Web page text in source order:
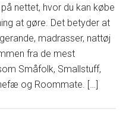
nettet, hvor du kan købe
at gøre. Det betyder at
madrasser, nattøj
fra de mest
Småfolk, Smallstuff,
og Roommate. […]